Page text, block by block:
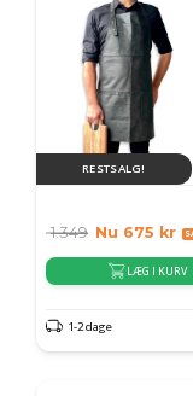
RESTSALG!
1.349 Nu 675 kr
LÆG I KURV
1-2 dage